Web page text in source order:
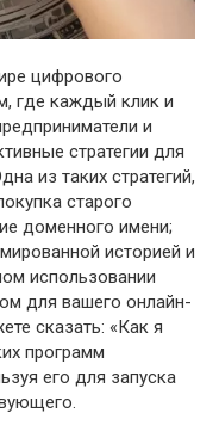
цифрового
где каждый клик и
и
стратегии для
из таких стратегий,
старого
доменного имени;
историей и
использовании
для вашего онлайн-
сказать: «Как я
программ
его для запуска